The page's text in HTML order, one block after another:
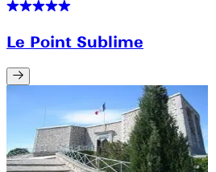
Le Point Sublime